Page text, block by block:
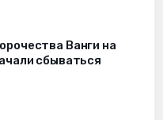
Ванги на
сбываться